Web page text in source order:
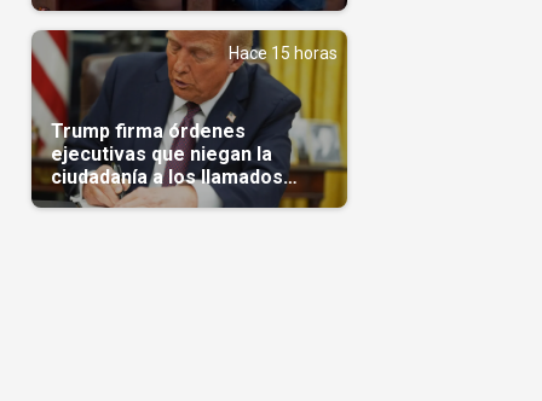
(Video)
Hace 15 horas
Trump firma órdenes
ejecutivas que niegan la
ciudadanía a los llamados
'turistas de nacimiento'